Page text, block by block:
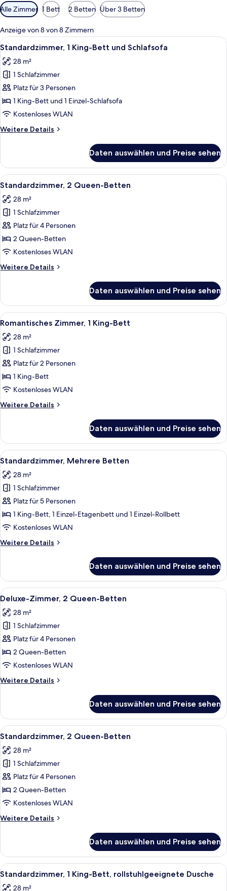
Verfügbare
Filter
für
Zimmer
Alle Zimmer 1 Bett 2 Betten Über 3 Betten
Anzeige von 8 von 8 Zimmern
Alle
Fotos
für
Standardzimmer,
1 King-
Bett
und
anzeigen
Ein Hotelzimmer mit einem großen
4
Standardzimmer, 1 King-Bett und Schlafsofa
28 m²
1 Schlafzimmer
Platz für 3 Personen
1 King-Bett und 1 Einzel-Schlafsofa
Kostenloses WLAN
Weitere Details
Weitere
1 King-
Bett
und
Daten auswählen und Preise sehen
Alle
Fotos
für
Standardzimmer,
2 Queen-
Betten
anzeigen
Ein Hotelzimmer mit zwei Betten,
4
Standardzimmer, 2 Queen-Betten
28 m²
1 Schlafzimmer
Platz für 4 Personen
2 Queen-Betten
Kostenloses WLAN
Weitere Details
Weitere
2 Queen-
Betten
Daten auswählen und Preise sehen
Alle
Fotos
für
Romantisches
Zimmer,
1 King-
Bett
Ein Hotelzimmer mit einem großen
8
Romantisches Zimmer, 1 King-Bett
28 m²
1 Schlafzimmer
Platz für 2 Personen
1 King-Bett
Kostenloses WLAN
Weitere Details
Weitere
Zimmer,
1 King-
Bett
Daten auswählen und Preise sehen
Alle
Fotos
für
Standardzimmer,
Mehrere
Betten
anzeigen
Ein Hotelzimmer mit Bett,
9
Standardzimmer, Mehrere Betten
28 m²
1 Schlafzimmer
Platz für 5 Personen
1 King-Bett, 1 Einzel-Etagenbett und 1 Einzel-Rollbett
Kostenloses WLAN
Weitere Details
Weitere
Mehrere
Betten
Daten auswählen und Preise sehen
Alle
Fotos
für
Deluxe-
Zimmer,
2 Queen-
Betten
Ein Hotelzimmer mit zwei Betten,
5
Deluxe-Zimmer, 2 Queen-Betten
28 m²
1 Schlafzimmer
Platz für 4 Personen
2 Queen-Betten
Kostenloses WLAN
Weitere Details
Weitere
Zimmer,
2 Queen-
Betten
Daten auswählen und Preise sehen
Alle
Fotos
für
Standardzimmer,
2 Queen-
Betten
anzeigen
Ein Hotelzimmer mit zwei Betten,
5
Standardzimmer, 2 Queen-Betten
28 m²
1 Schlafzimmer
Platz für 4 Personen
2 Queen-Betten
Kostenloses WLAN
Weitere Details
Weitere
2 Queen-
Betten
Daten auswählen und Preise sehen
Alle
Fotos
Ein Hotelzimmer mit einem großen
3
Standardzimmer, 1 King-Bett, rollstuhlgeeignete Dusche
28 m²